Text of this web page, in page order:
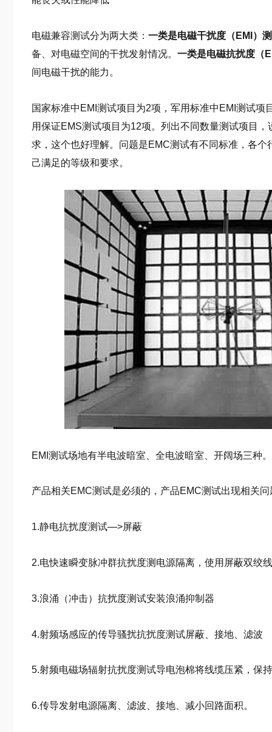
电磁兼容测试分为两大类：一类是电磁干扰度（EMI）
备、对电磁空间的干扰发射情况。一类是电磁抗扰度（
间电磁干扰的能力。
国家标准中EMI测试项目为2项，军用标准中EMI测试项
用保证EMS测试项目为12项。列出不同数量测试项目
求，这个也好理解。问题是EMC测试有不同标准，各
己满足的等级和要求。
EMI测试场地有半电波暗室、全电波暗室、开阔场三种。
产品相关EMC测试是必须的，产品EMC测试出现相关
1.静电抗扰度测试—>屏蔽
2.电快速瞬变脉冲群抗扰度测电源隔离，使用屏蔽双绞
3.浪涌（冲击）抗扰度测试安装浪涌抑制器
4.射频场感应的传导骚扰抗扰度测试屏蔽、接地、滤波
5.射频电磁场辐射抗扰度测试导电泡棉将线缆压紧，保
6.传导发射电源隔离、滤波、接地、减小回路面积。